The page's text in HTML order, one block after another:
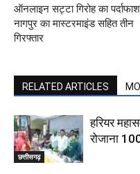
ऑनलाइन सट्टा गिरोह का
नागपुर का मास्टरमाइंड सहित तीन
गिरफ्तार
RELATED ARTICLES
छत्तीसगढ़
हरियर
रोजाना